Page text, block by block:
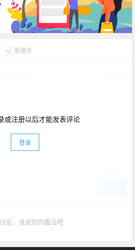
M 管理员
或注册以后才能发表评论
登录
论，说说你的看法吧